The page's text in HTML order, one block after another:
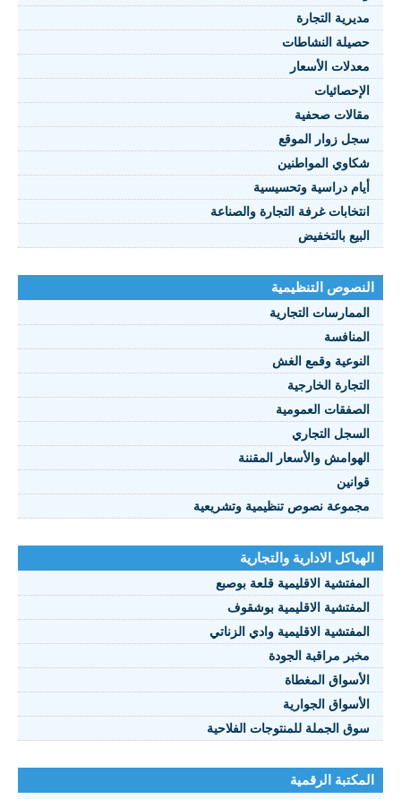
2021
التجارة
النشاطات
الأسعار
صحفية
زوار الموقع
المواطنين
دراسية وتحسيسية
غرفة التجارة والصناعة
بالتخفيض
التنظيمية
التجارية
وقمع الغش
الخارجية
العمومية
التجاري
والأسعار المقننة
نصوص تنظيمية وتشريعية
الادارية والتجارية
الاقليمية قلعة بوصبع
الاقليمية بوشقوف
الاقليمية وادي الزناتي
مراقبة الجودة
المغطاة
الجوارية
الجملة للمنتوجات الفلاحية
الرقمية